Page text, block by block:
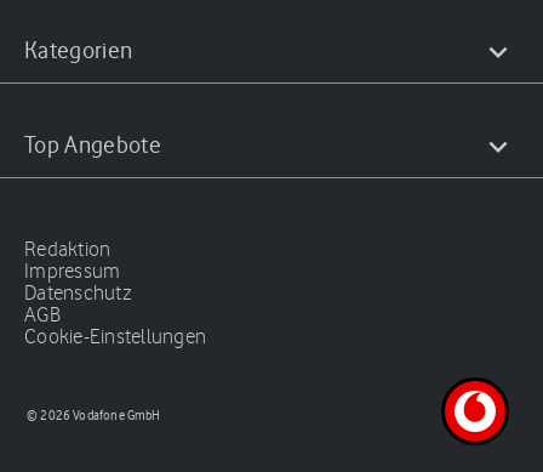
Kategorien
Top Angebote
Redaktion
Impressum
Datenschutz
AGB
Cookie-Einstellungen
© 2026 Vodafone GmbH